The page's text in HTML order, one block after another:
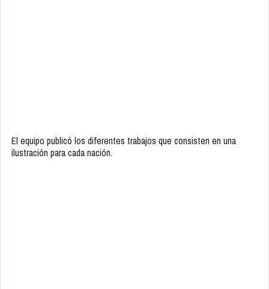
El equipo publicó los diferentes trabajos que consisten en una
ilustración para cada nación.